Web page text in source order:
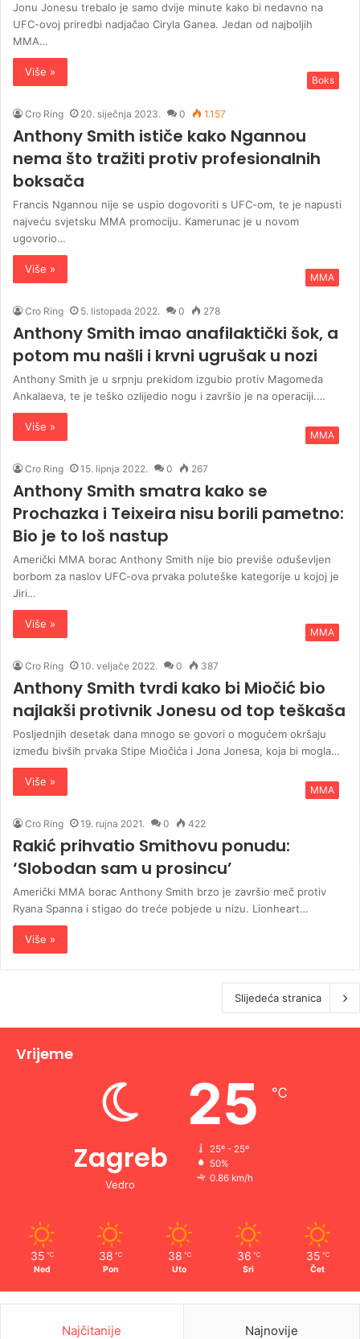
Jonu Jonesu trebalo je samo dvije minute kako bi nedavno na
UFC-ovoj priredbi nadjačao Ciryla Ganea. Jedan od najboljih
MMA…
Više »
Boks
Cro Ring 20. siječnja 2023. 0 1.157
Anthony Smith ističe kako Ngannou
nema što tražiti protiv profesionalnih
boksača
Francis Ngannou nije se uspio dogovoriti s UFC-om, te je napusti
najveću svjetsku MMA promociju. Kamerunac je u novom
ugovorio…
Više »
MMA
Cro Ring 5. listopada 2022. 0 278
Anthony Smith imao anafilaktički šok, a
potom mu našli i krvni ugrušak u nozi
Anthony Smith je u srpnju prekidom izgubio protiv Magomeda
Ankalaeva, te je teško ozlijedio nogu i završio je na operaciji.…
Više »
MMA
Cro Ring 15. lipnja 2022. 0 267
Anthony Smith smatra kako se
Prochazka i Teixeira nisu borili pametno:
Bio je to loš nastup
Američki MMA borac Anthony Smith nije bio previše oduševljen
borbom za naslov UFC-ova prvaka poluteške kategorije u kojoj je
Jiri…
Više »
MMA
Cro Ring 10. veljače 2022. 0 387
Anthony Smith tvrdi kako bi Miočić bio
najlakši protivnik Jonesu od top teškaša
Posljednjih desetak dana mnogo se govori o mogućem okršaju
između bivših prvaka Stipe Miočića i Jona Jonesa, koja bi mogla…
Više »
MMA
Cro Ring 19. rujna 2021. 0 422
Rakić prihvatio Smithovu ponudu:
‘Slobodan sam u prosincu’
Američki MMA borac Anthony Smith brzo je završio meč protiv
Ryana Spanna i stigao do treće pobjede u nizu. Lionheart…
Više »
Slijedeća stranica
Vrijeme
Zagreb
Vedro
25 ℃
25º - 25º
50%
0.86 km/h
35 ℃
Ned
38 ℃
Pon
38 ℃
Uto
36 ℃
Sri
35 ℃
Čet
Najčitanije Najnovije